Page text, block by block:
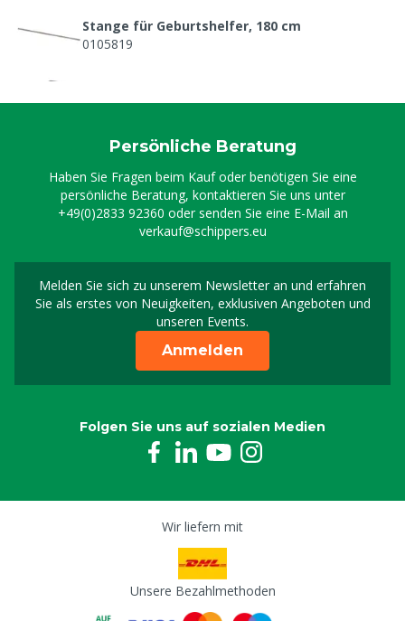
Stange für Geburtshelfer, 180 cm
0105819
Bein-für-Bein
Persönliche Beratung
Haben Sie Fragen beim Kauf oder benötigen Sie eine
persönliche Beratung, kontaktieren Sie uns unter
+49(0)2833 92360 oder senden Sie eine E-Mail an
verkauf@schippers.eu
Melden Sie sich zu unserem Newsletter an und erfahren
Sie als erstes von Neuigkeiten, exklusiven Angeboten und
unseren Events.
Melden Sie sich für
Anmelden
Folgen Sie uns auf sozialen Medien
Wir liefern mit
Unsere Bezahlmethoden